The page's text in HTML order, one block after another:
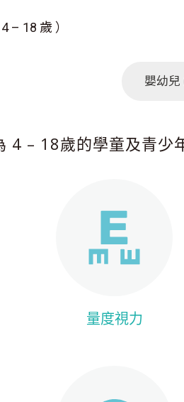
4 – 18 歲 ）
嬰幼兒
4 – 18歲的學童及青少
量度視力